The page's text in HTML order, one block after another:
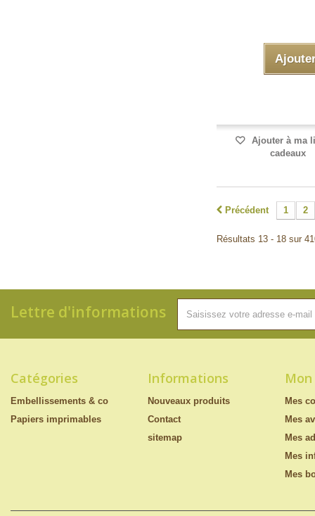
Ajouter à ma
cadeaux
Précédent 1 2
Résultats 13 - 18 sur
Lettre d'informations
Catégories
Embellissements & co
Papiers imprimables
Informations
Nouveaux produits
Contact
sitemap
Mes
Mes
Mes
Mes
Mes